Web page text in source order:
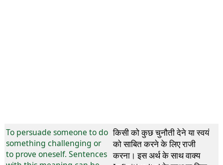
To persuade someone to do
something challenging or
to prove oneself. Sentences
किसी को कुछ चुनौती देने या स्वयं
को साबित करने के लिए राजी
करना। इस अर्थ के साथ वाक्य